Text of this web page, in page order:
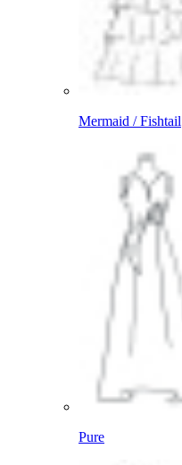
Mermaid / Fishtail
Pure